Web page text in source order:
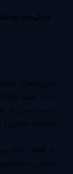
ویژگی‌های
براین اساس،
درشت، بینی و
رفتار‌های
به گفته «مارتا
نوزادانی با